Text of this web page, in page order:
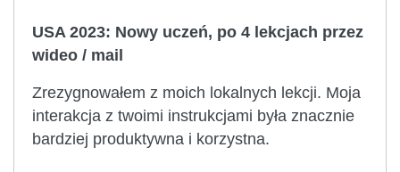
USA 2023: Nowy uczeń, po 4 lekcjach przez
wideo / mail
Zrezygnowałem z moich lokalnych lekcji. Moja
interakcja z twoimi instrukcjami była znacznie
bardziej produktywna i korzystna.